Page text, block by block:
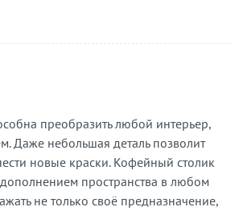
преобразить любой интерьер,
Даже небольшая деталь позволит
новые краски. Кофейный столик
пространства в любом
не только своё предназначение,